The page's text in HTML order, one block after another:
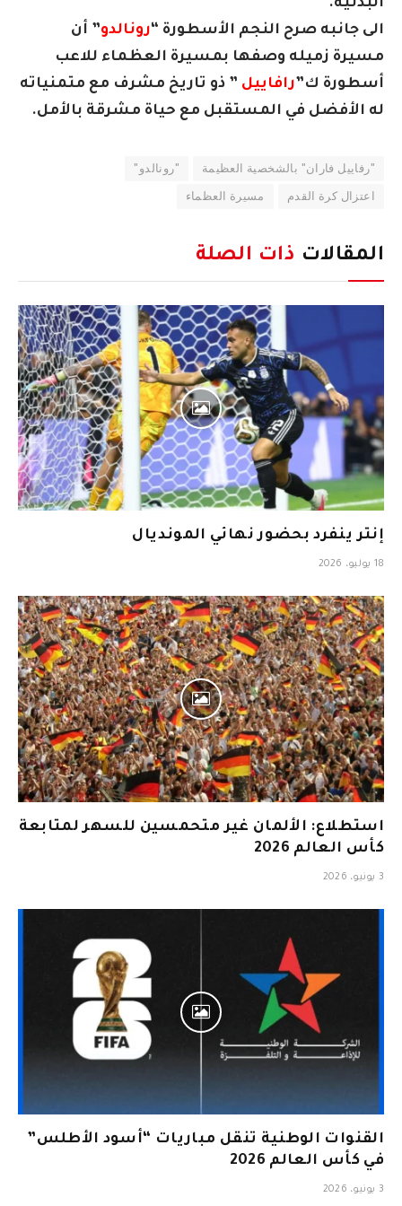
البدنية.
الى جانبه صرح النجم الأسطورة “رونالدو” أن
مسيرة زميله وصفها بمسيرة العظماء للاعب
أسطورة ك”رافاييل ” ذو تاريخ مشرف مع متمنياته
له الأفضل في المستقبل مع حياة مشرقة بالأمل.
"رفاييل فاران" بالشخصية العظيمة "رونالدو"
اعتزال كرة القدم مسيرة العظماء
المقالات ذات الصلة
إنتر ينفرد بحضور نهائي المونديال
18 يوليو، 2026
استطلاع: الألمان غير متحمسين للسهر لمتابعة
كأس العالم 2026
3 يونيو، 2026
القنوات الوطنية تنقل مباريات “أسود الأطلس”
في كأس العالم 2026
3 يونيو، 2026